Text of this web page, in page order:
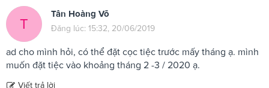
T
Tân Hoàng Võ
Đăng lúc: 15:32, 20/06/2019
ad cho mình hỏi, có thể đặt cọc tiệc trước mấy tháng ạ. mình
muốn đặt tiệc vào khoảng tháng 2 -3 / 2020 ạ.
Viết trả lời